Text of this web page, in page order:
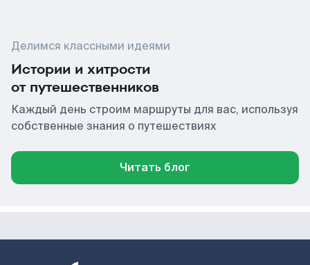
Делимся классными идеями
Истории и хитрости
от путешественников
Каждый день строим маршруты для вас, используя
собственные знания о путешествиях
Читать блог